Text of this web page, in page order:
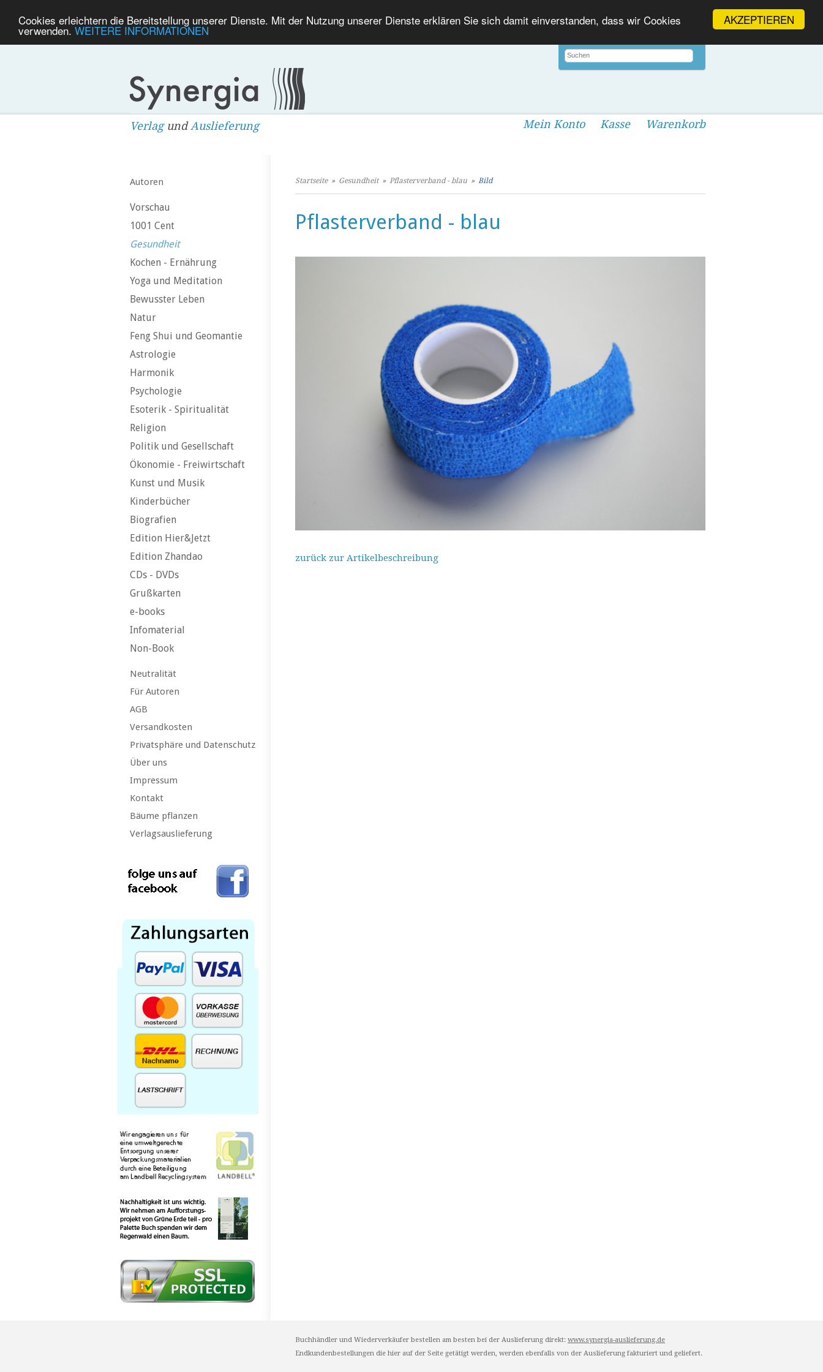
AKZEPTIEREN
Cookies erleichtern die Bereitstellung unserer Dienste. Mit der Nutzung unserer Dienste erklären Sie sich damit einverstanden, dass wir Cookies
verwenden. WEITERE INFORMATIONEN
VerlagundAuslieferung Mein Konto Kasse Warenkorb
Autoren
Vorschau
1001 Cent
Gesundheit
Kochen - Ernährung
Yoga und Meditation
Bewusster Leben
Natur
Feng Shui und Geomantie
Astrologie
Harmonik
Psychologie
Esoterik - Spiritualität
Religion
Politik und Gesellschaft
Ökonomie - Freiwirtschaft
Kunst und Musik
Kinderbücher
Biografien
Edition Hier&Jetzt
Edition Zhandao
CDs - DVDs
Grußkarten
e-books
Infomaterial
Non-Book
Neutralität
Für Autoren
AGB
Versandkosten
Privatsphäre und Datenschutz
Über uns
Impressum
Kontakt
Bäume pflanzen
Verlagsauslieferung
Startseite» Gesundheit» Pflasterverband - blau » Bild
Pflasterverband - blau
zurück zur Artikelbeschreibung
Buchhändler und Wiederverkäufer bestellen am besten bei der Auslieferung direkt: www.synergia-auslieferung.de
Endkundenbestellungen die hier auf der Seite getätigt werden, werden ebenfalls von der Auslieferung fakturiert und geliefert.